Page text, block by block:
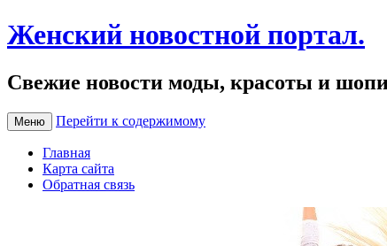
Женский новостной портал.
Свежие новости моды, красоты и
Меню Перейти к содержимому
Главная
Карта сайта
Обратная связь